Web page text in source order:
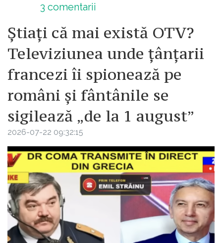
3 comentarii
Știați că mai există OTV?
Televiziunea unde țânțarii
francezi îi spionează pe
români și fântânile se
sigilează „de la 1 august”
2026-07-22 09:32:15